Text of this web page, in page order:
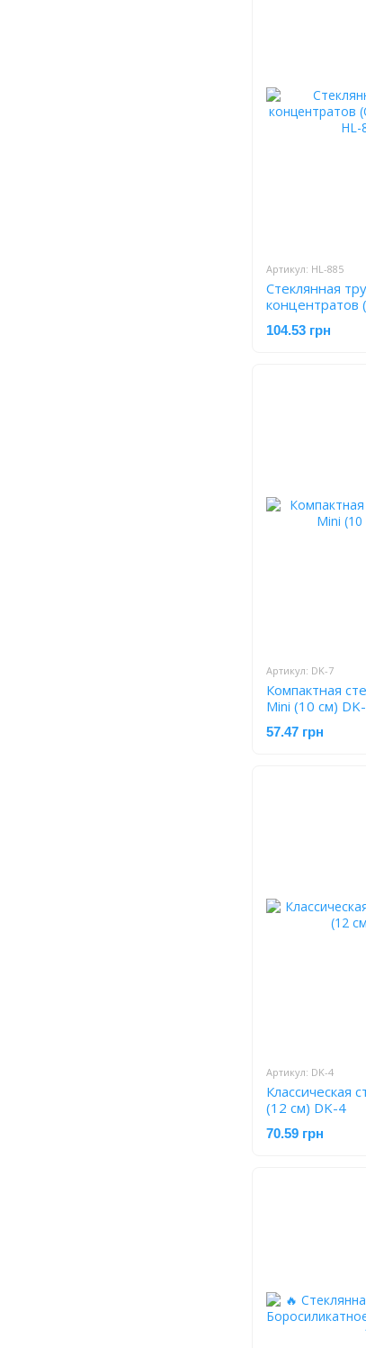
Артикул: HL-885
Стеклянная
концентратов
прозрачная HL-
104.53 грн
Артикул: DK-7
Компактная
Mini (10 см)
57.47 грн
Артикул: DK-4
Классическая
(12 см) DK-4
70.59 грн